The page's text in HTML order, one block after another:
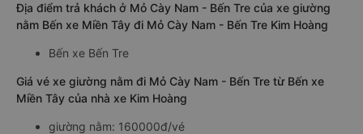
Địa điểm trả khách ở Mỏ Cày Nam - Bến Tre của xe giường
nằm Bến xe Miền Tây đi Mỏ Cày Nam - Bến Tre Kim Hoàng
Bến xe Bến Tre
Giá vé xe giường nằm đi Mỏ Cày Nam - Bến Tre từ Bến xe
Miền Tây của nhà xe Kim Hoàng
giường nằm: 160000đ/vé